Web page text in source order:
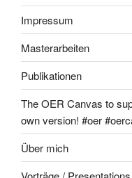
Impressum
Masterarbeiten
Publikationen
The OER Canvas to
own version! #oer
Über mich